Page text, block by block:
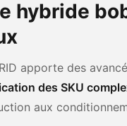
hybride
apporte des
des SKU
aux